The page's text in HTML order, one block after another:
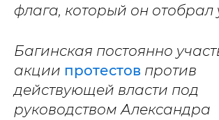
флага, который он отобрал
Багинская постоянно
акции протестов против
действующей власти под
руководством Александра